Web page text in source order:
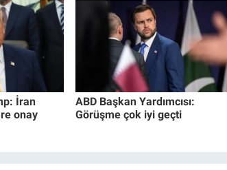
İran
onay
ABD Başkan Yardımcısı:
Görüşme çok iyi geçti